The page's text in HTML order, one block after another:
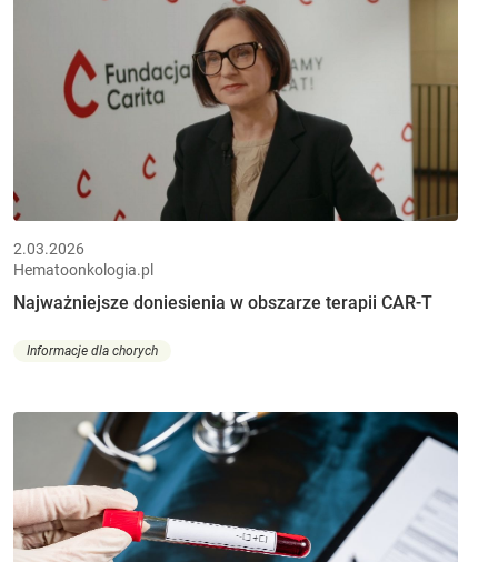
2.03.2026
Hematoonkologia.pl
Najważniejsze doniesienia w obszarze terapii CAR-T
Informacje dla chorych